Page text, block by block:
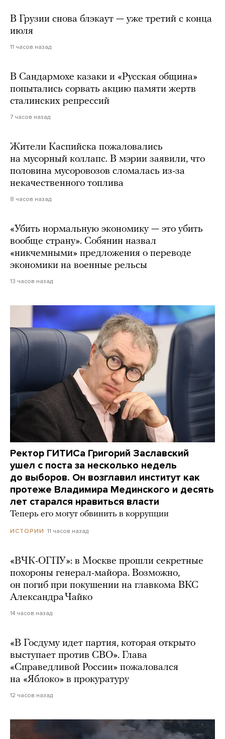
В Грузии снова блэкаут — уже третий с конца
июля
11 часов назад
В Сандармохе казаки и «Русская община»
попытались сорвать акцию памяти жертв
сталинских репрессий
7 часов назад
Жители Каспийска пожаловались
на мусорный коллапс. В мэрии заявили, что
половина мусоровозов сломалась из-за
некачественного топлива
8 часов назад
«Убить нормальную экономику — это убить
вообще страну». Собянин назвал
«никчемными» предложения о переводе
экономики на военные рельсы
13 часов назад
Ректор ГИТИСа Григорий Заславский
ушел с поста за несколько недель
до выборов. Он возглавил институт как
протеже Владимира Мединского и десять
лет старался нравиться власти
Теперь его могут обвинить в коррупции
ИСТОРИИ 11 часов назад
«ВЧК-ОГПУ»: в Москве прошли секретные
похороны генерал-майора. Возможно,
он погиб при покушении на главкома ВКС
Александра Чайко
14 часов назад
«В Госдуму идет партия, которая открыто
выступает против СВО». Глава
«Справедливой России» пожаловался
на «Яблоко» в прокуратуру
12 часов назад